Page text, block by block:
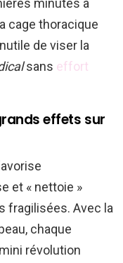
minutes à
cage thoracique
de viser la
sans effort
effets sur
et « nettoie »
fragilisées. Avec la
chaque
révolution